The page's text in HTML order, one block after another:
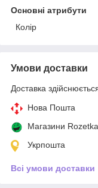
Основні атрибути
Колір
Умови доставки
Доставка
Нова Пошта
Магазини Rozetka
Укрпошта
Всі умови доставки